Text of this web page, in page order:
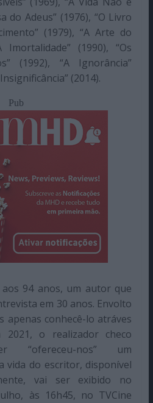
do Adeus” (1976), “O Livro
(1979), “A Arte do
Imortalidade” (1990), “Os
(1992), “A Ignorância”
(2014).
Pub
94 anos, um autor que
em 30 anos. Envolto
apenas conhecê-lo atráves
2021, o realizador checo
“ofereceu-nos” um
vida do escritor, disponível
vai ser exibido no
às 16h45, no TVCine